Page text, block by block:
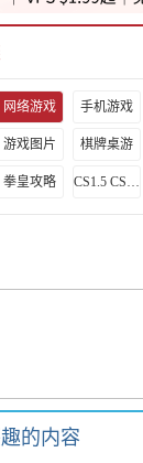
网络游戏 手机游戏
游戏图片 棋牌桌游
拳皇攻略 CS1.5 CS1.6攻略
的内容